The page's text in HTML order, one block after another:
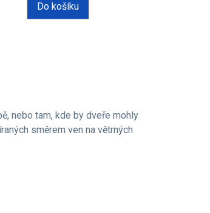
Do košíku
nebo tam, kde by dveře mohly
směrem ven na větrných